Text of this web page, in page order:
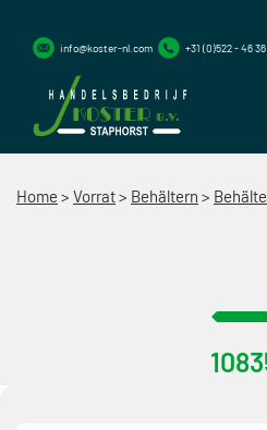
info@koster-nl.com +31 (0)522 - 46
Home > Vorrat> Behältern >